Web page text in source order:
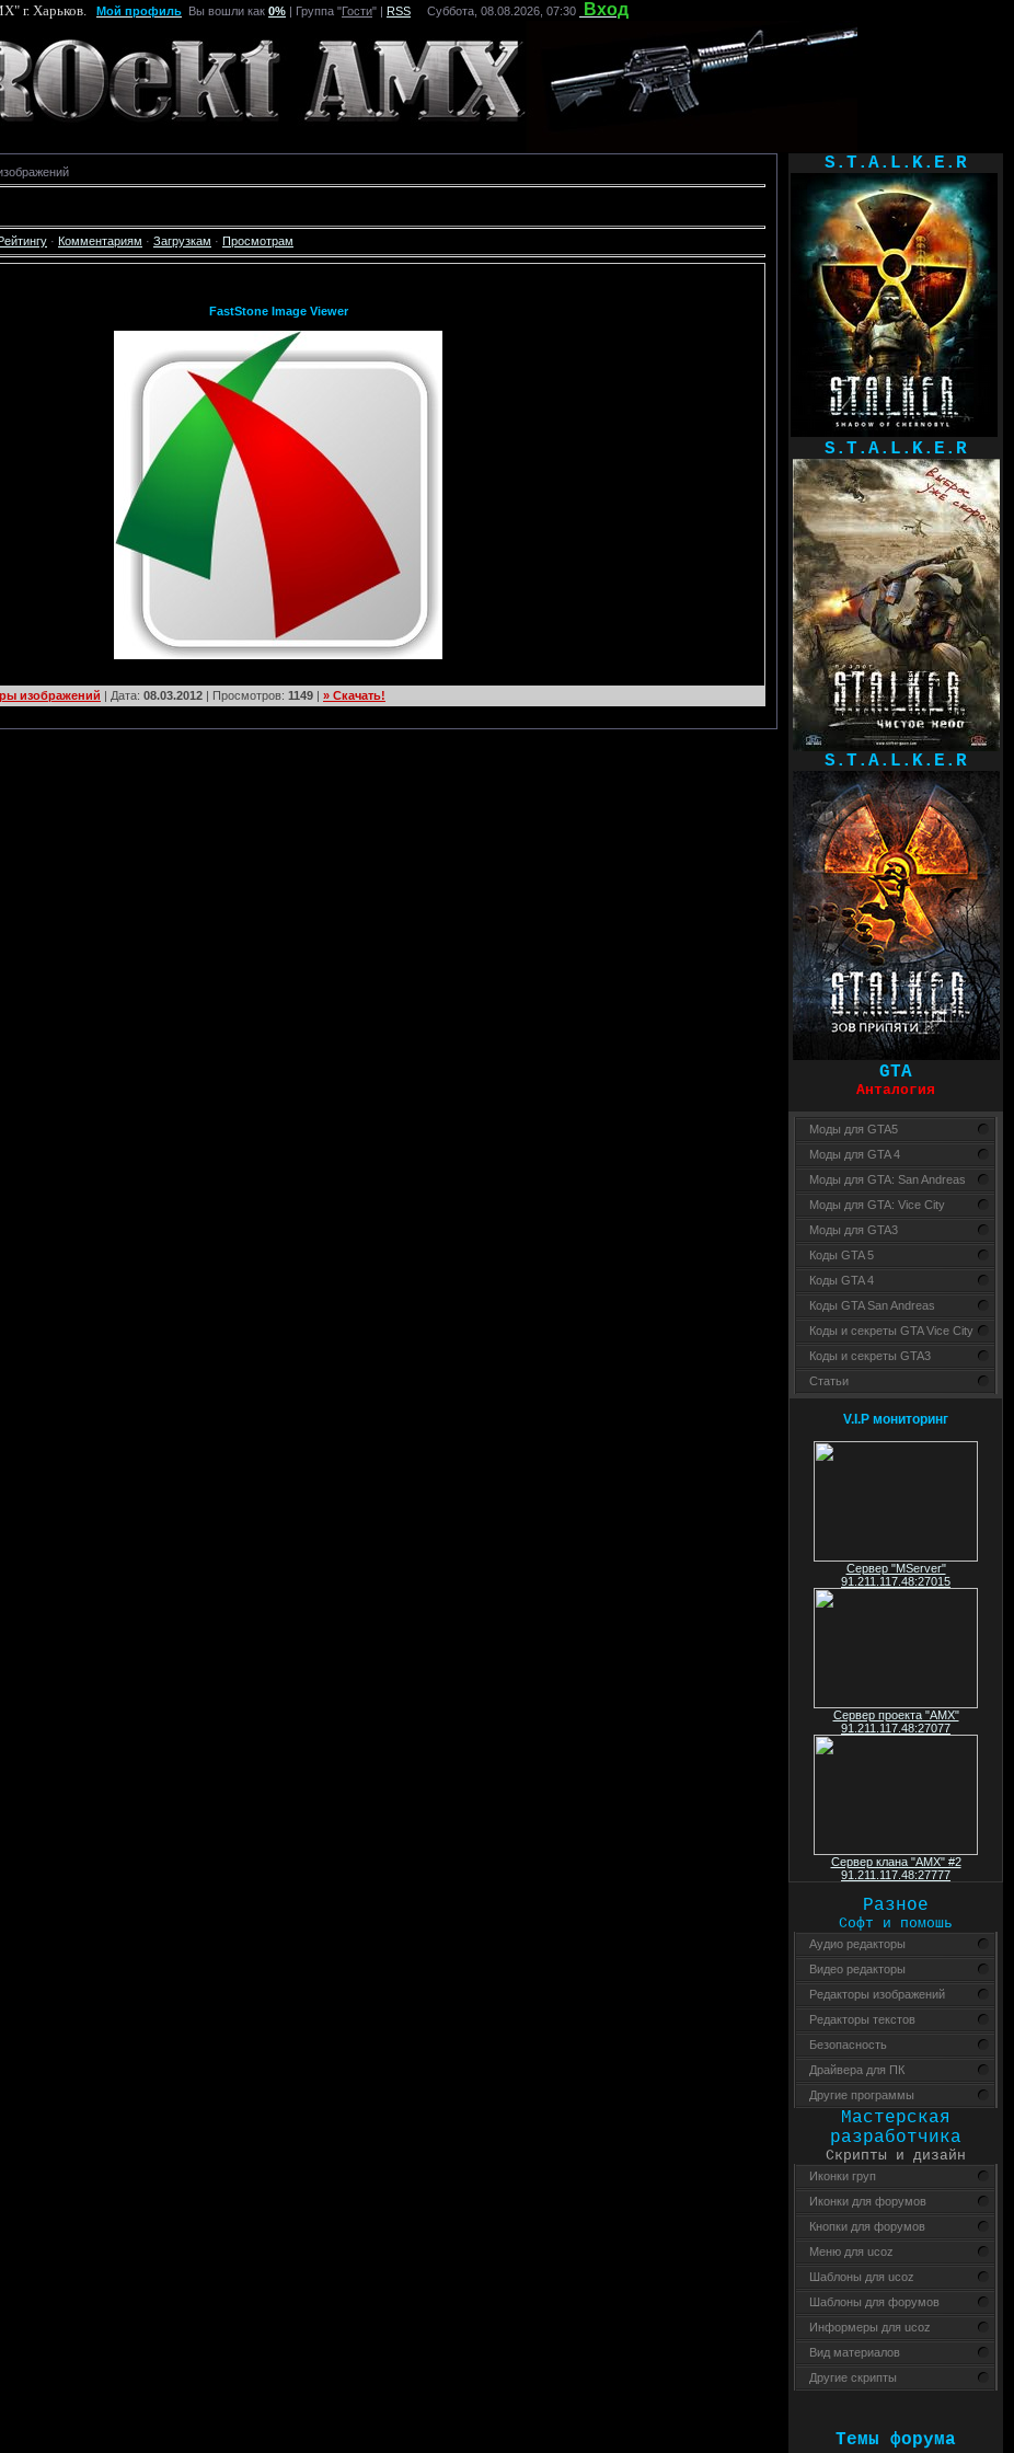
г. Харьков. Мой профиль Вы вошли как 0% | Группа "Гости" | RSS Суббота, 08.08.2026, 07:30 Вход
Рейтингу · Комментариям · Загрузкам · Просмотрам
FastStone Image Viewer
изображений | Дата: 08.03.2012 | Просмотров: 1149 | » Скачать!
S.T.A.L.K.E.R
S.T.A.L.K.E.R
S.T.A.L.K.E.R
GTA
Анталогия
Моды для GTA5
Моды для GTA 4
Моды для GTA: San Andreas
Моды для GTA: Vice City
Моды для GTA3
Коды GTA 5
Коды GTA 4
Коды GTA San Andreas
Коды и секреты GTA Vice City
Коды и секреты GTA3
Статьи
V.I.P мониторинг
Сервер "MServer"
91.211.117.48:27015
Сервер проекта "AMX"
91.211.117.48:27077
Сервер клана "AMX" #2
91.211.117.48:27777
Разное
Софт и помошь
Аудио редакторы
Видео редакторы
Редакторы изображений
Редакторы текстов
Безопасность
Драйвера для ПК
Другие программы
Мастерская
разработчика
Скрипты и дизайн
Иконки груп
Иконки для форумов
Кнопки для форумов
Меню для ucoz
Шаблоны для ucoz
Шаблоны для форумов
Информеры для ucoz
Вид материалов
Другие скрипты
Темы форума